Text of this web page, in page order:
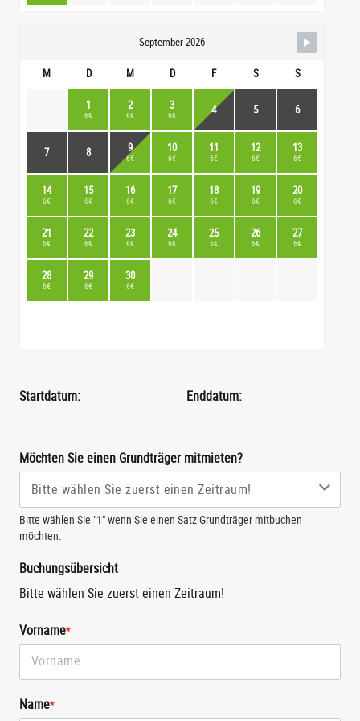
September 2026
M D M D F S S
1
6€
2
6€
3
6€ 4 5 6
7 8 9
6€
10
6€
11
6€
12
6€
13
6€
14
6€
15
6€
16
6€
17
6€
18
6€
19
6€
20
6€
21
6€
22
6€
23
6€
24
6€
25
6€
26
6€
27
6€
28
6€
29
6€
30
6€
Startdatum:
-
Enddatum:
-
Möchten Sie einen Grundträger mitmieten?
Bitte wählen Sie "1" wenn Sie einen Satz Grundträger mitbuchen
möchten.
Buchungsübersicht
Bitte wählen Sie zuerst einen Zeitraum!
Vorname*
Name*